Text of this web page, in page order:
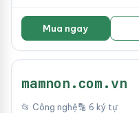
Mua ngay
mamnon.com.vn
📂 Công nghệ🔡 6 ký tự